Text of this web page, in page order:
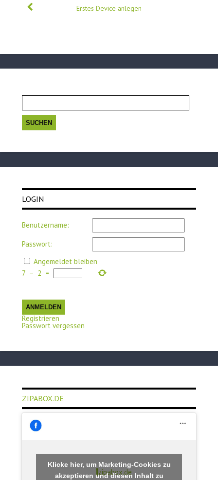
Erstes Device anlegen
LOGIN
Benutzername:
Passwort:
Angemeldet bleiben
7 − 2 =
ANMELDEN
Registrieren
Passwort vergessen
ZIPABOX.DE
zipabox.de
Klicke hier, um Marketing-Cookies zu
akzeptieren und diesen Inhalt zu